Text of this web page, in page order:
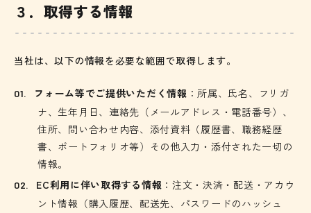
３．取得する情報
当社は、以下の情報を必要な範囲で取得します。
フォーム等でご提供いただく情報 ：所属、氏名、フリガ
ナ、生年月日、連絡先（メールアドレス・電話番号）、
住所、問い合わせ内容、添付資料（履歴書、職務経歴
書、ポートフォリオ等）その他入力・添付された一切の
情報。
EC利用に伴い取得する情報 ：注文・決済・配送・アカウ
ント情報（購入履歴、配送先、パスワードのハッシュ